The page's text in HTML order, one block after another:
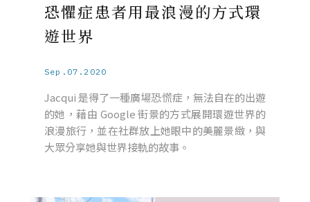
恐懼症患者用最浪漫的方式環
遊世界
Sep.07.2020
Jacqui 是得了一種廣場恐慌症，無法自在的出遊
的她，藉由 Google 街景的方式展開環遊世界的
浪漫旅行，並在社群放上她眼中的美麗景緻，與
大眾分享她與世界接軌的故事。